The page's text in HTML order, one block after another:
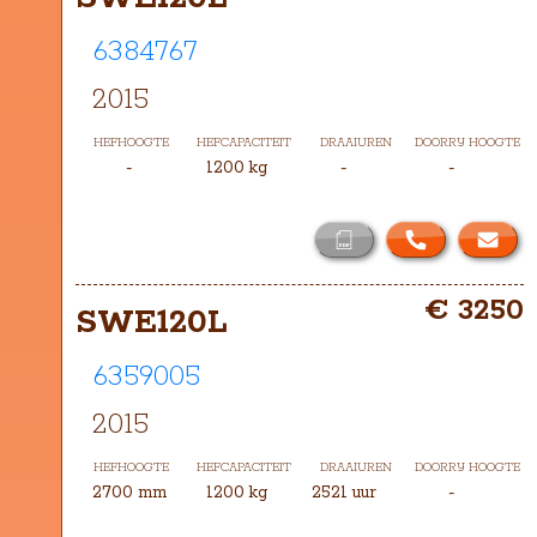
6384767
2015
HEFHOOGTE HEFCAPACITEIT DRAAIUREN DOORRIJ HOOGTE
- 1200 kg - -
SWE120L
6359005
2015
HEFHOOGTE HEFCAPACITEIT DRAAIUREN DOORRIJ HOOGTE
2700 mm 1200 kg 2521 uur -
€ 3250